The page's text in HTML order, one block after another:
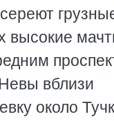
высокие
вблизи
около